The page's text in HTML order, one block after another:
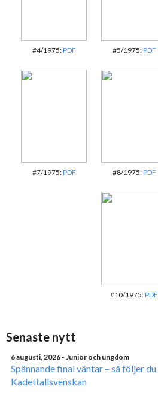
#4/1975:PDF #5/1975:PDF
#7/1975:PDF #8/1975:PDF
#10/1975:PDF
Senaste nytt
6 augusti, 2026 - Junior och ungdom
Spännande final väntar – så följer du
Kadettallsvenskan